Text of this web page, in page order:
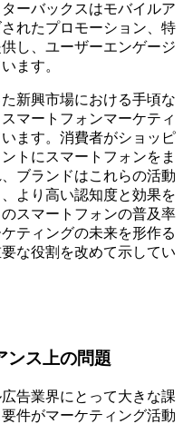
ーバックスはモバイルア
れたプロモーション、特
し、ユーザーエンゲージ
ます。
新興市場における手頃な
マートフォンマーケティ
ます。消費者がショッピ
トにスマートフォンをま
ブランドはこれらの活動
より高い認知度と効果を
スマートフォンの普及率
ティングの未来を形作る
な役割を改めて示してい
ンス上の問題
告業界にとって大きな課
件がマーケティング活動